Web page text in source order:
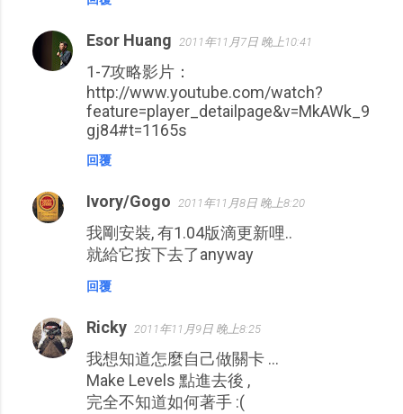
Esor Huang 2011年11月7日 晚上10:41
1-7攻略影片：
http://www.youtube.com/watch?
feature=player_detailpage&v=MkAWk_9
gj84#t=1165s
回覆
Ivory/Gogo 2011年11月8日 晚上8:20
我剛安裝, 有1.04版滴更新哩..
就給它按下去了anyway
回覆
Ricky 2011年11月9日 晚上8:25
我想知道怎麼自己做關卡 ...
Make Levels 點進去後 ,
完全不知道如何著手 :(